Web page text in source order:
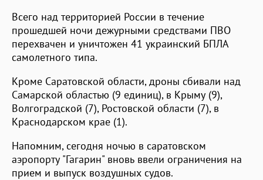
Всего над территорией России в течение
прошедшей ночи дежурными средствами ПВО
перехвачен и уничтожен 41 украинский БПЛА
самолетного типа.
Кроме Саратовской области, дроны сбивали над
Самарской областью (9 единиц), в Крыму (9),
Волгоградской (7), Ростовской области (7), в
Краснодарском крае (1).
Напомним, сегодня ночью в саратовском
аэропорту "Гагарин" вновь ввели ограничения на
прием и выпуск воздушных судов.